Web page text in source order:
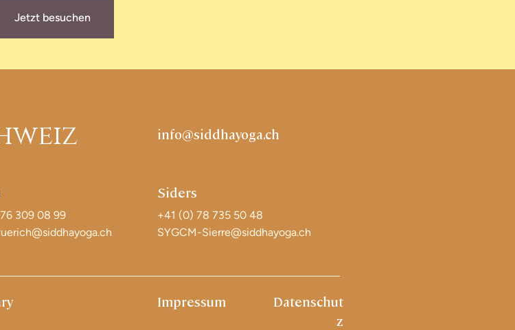
Jetzt besuchen
info@siddhayoga.ch
309 08 99
Siders
+41 (0) 78 735 50 48
SYGCM-Sierre@siddhayoga.ch
Impressum
Datenschut
z